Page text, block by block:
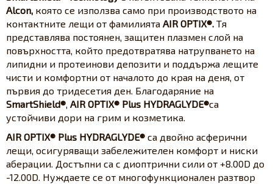
Alcon, която се използва само при производството на
контактните лещи от фамилията AIR OPTIX®. Тя
представлява постоянен, защитен плазмен слой на
повърхността, който предотвратява натрупването на
липидни и протеинови депозити и поддържа лещите
чисти и комфортни от началото до края на деня, от
първия до тридесетия ден. Благодаряние на
SmartShield® AIR OPTIX® Plus HYDRAGLYDE®са
устойчиви дори на грим и козметика.
AIR OPTIX® Plus HYDRAGLYDE® са двойно асферични
лещи, осигуряващи забележителен комфорт и ниски
аберации. Достъпни са с диоптрични сили от +8.00D до
-12.00D. Нуждаете се от многофункционален разтвор